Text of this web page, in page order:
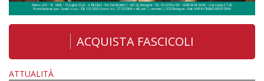
ACQUISTA FASCICOLI
ATTUALITÀ